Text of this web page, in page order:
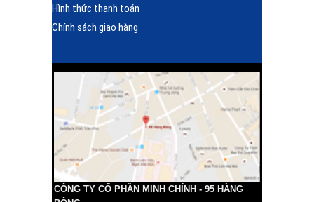
Hình thức thanh toán
Chính sách giao hàng
CÔNG TY CỔ PHẦN MINH CHÍNH - 95 HÀNG